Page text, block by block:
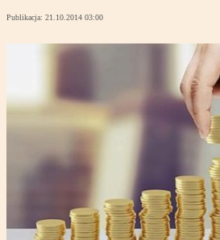
Publikacja: 21.10.2014 03:00